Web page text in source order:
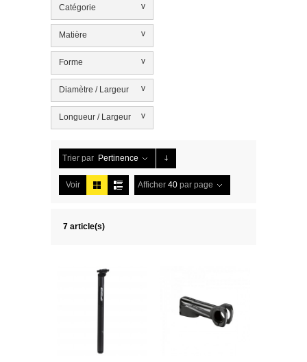
Catégorie v
Matière v
Forme v
Diamètre / Largeur v
Longueur / Largeur v
Trier par Pertinence
Voir Afficher 40 par page
7 article(s)